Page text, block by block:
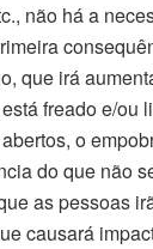
não há a
que irá
freado e/ou
o
do que não
as pessoas
causará